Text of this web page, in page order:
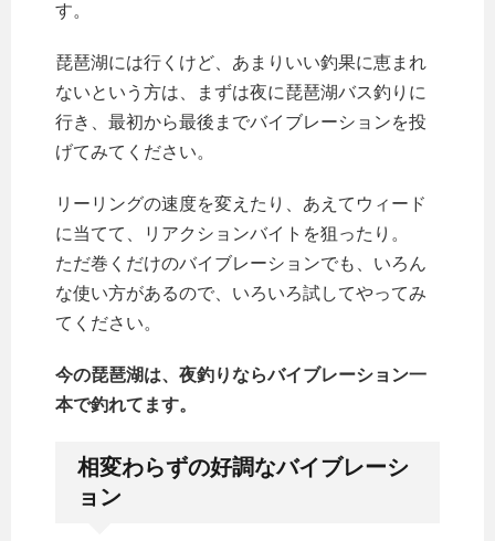
す。
琵琶湖には行くけど、あまりいい釣果に恵まれ
ないという方は、まずは夜に琵琶湖バス釣りに
行き、最初から最後までバイブレーションを投
げてみてください。
リーリングの速度を変えたり、あえてウィード
に当てて、リアクションバイトを狙ったり。
ただ巻くだけのバイブレーションでも、いろん
な使い方があるので、いろいろ試してやってみ
てください。
今の琵琶湖は、夜釣りならバイブレーション一
本で釣れてます。
相変わらずの好調なバイブレーシ
ョン